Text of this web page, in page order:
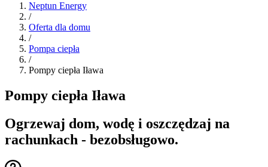
Neptun Energy
/
Oferta dla domu
/
Pompa ciepła
/
Pompy ciepła Iława
Pompy ciepła Iława
Ogrzewaj dom, wodę i oszczędzaj na
rachunkach - bezobsługowo.